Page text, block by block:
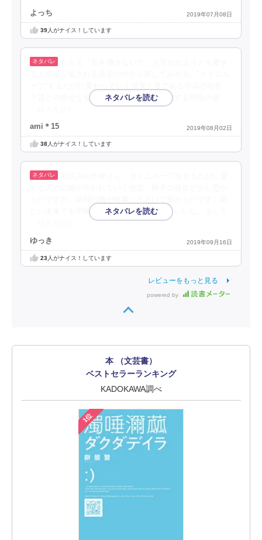
よっち 2019年07月08日
39人がナイス！しています
千花との幸せな生活を取り戻すために苦闘する明良の姿
ami＊15 2019年08月02日
38人がナイス！しています
しい未来でも宇崎くんと仲良しになれたらいいな。そして
ゆっき 2019年09月16日
23人がナイス！しています
レビューをもっと見る
powered by
本 （文芸書）
ベストセラーランキング
KADOKAWA調べ
1位